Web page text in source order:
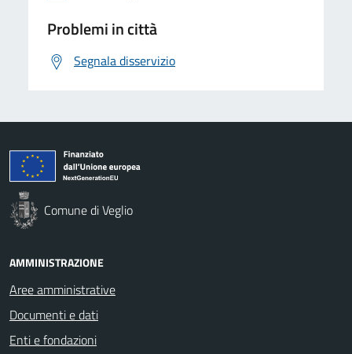
Problemi in città
Segnala disservizio
Comune di Veglio
AMMINISTRAZIONE
Aree amministrative
Documenti e dati
Enti e fondazioni